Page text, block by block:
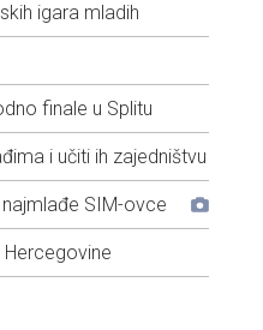
igara mladih
finale u Splitu
i učiti ih zajedništvu
SIM-ovce